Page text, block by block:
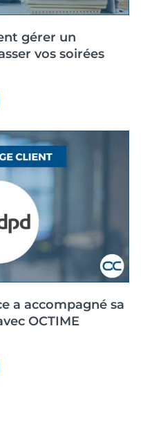
gérer un
vos soirées
a accompagné sa
OCTIME